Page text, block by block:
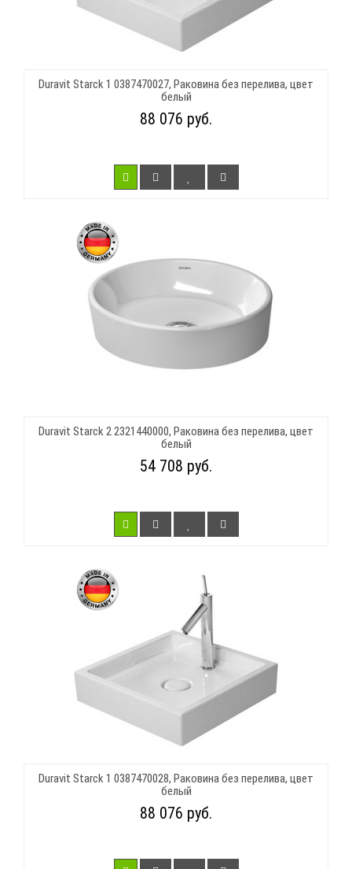
Duravit Starck 1 0387470027, Раковина без перелива, цвет
белый
88 076 руб.
Duravit Starck 2 2321440000, Раковина без перелива, цвет
белый
54 708 руб.
Duravit Starck 1 0387470028, Раковина без перелива, цвет
белый
88 076 руб.